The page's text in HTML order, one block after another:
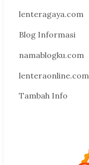
lenteragaya.com
Blog Informasi
namablogku.com
lenteraonline.com
Tambah Info